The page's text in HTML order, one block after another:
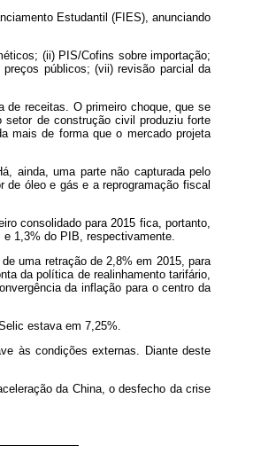
Estudantil (FIES), anunciando
(ii) PIS/Cofins sobre importação;
públicos; (vii) revisão parcial da
de receitas. O primeiro choque, que se
de construção civil produziu forte
mais de forma que o mercado projeta
ainda, uma parte não capturada pelo
óleo e gás e a reprogramação fiscal
consolidado para 2015 fica, portanto,
1,3% do PIB, respectivamente.
uma retração de 2,8% em 2015, para
da política de realinhamento tarifário,
da inflação para o centro da
estava em 7,25%.
às condições externas. Diante deste
da China, o desfecho da crise